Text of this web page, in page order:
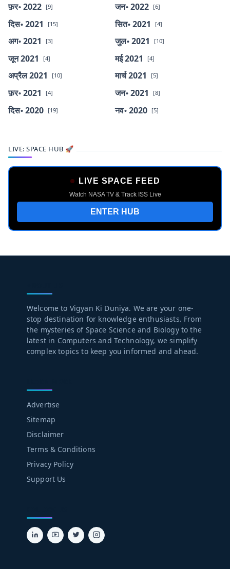
फ़र॰ 2022 [9] जन॰ 2022 [6]
दिस॰ 2021 [15] सित॰ 2021 [4]
अग॰ 2021 [3] जुल॰ 2021 [10]
जून 2021 [4] मई 2021 [4]
अप्रैल 2021 [10] मार्च 2021 [5]
फ़र॰ 2021 [4] जन॰ 2021 [8]
दिस॰ 2020 [19] नव॰ 2020 [5]
LIVE: SPACE HUB 🚀
LIVE SPACE FEED
Watch NASA TV & Track ISS Live
ENTER HUB
Welcome to Vigyan Ki Duniya. We are your one-
stop destination for knowledge enthusiasts. From
the mysteries of Space Science and Biology to the
latest in Computers and Technology, we simplify
complex topics to keep you informed and ahead.
Advertise
Sitemap
Disclaimer
Terms & Conditions
Privacy Policy
Support Us